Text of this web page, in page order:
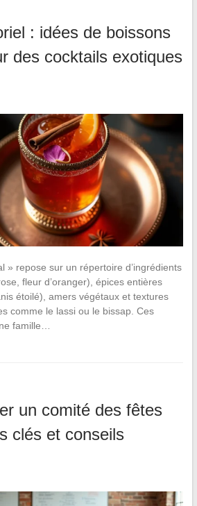
: idées de boissons
des cocktails exotiques
» repose sur un répertoire d’ingrédients
fleur d’oranger), épices entières
étoilé), amers végétaux et textures
comme le lassi ou le bissap. Ces
famille…
un comité des fêtes
clés et conseils